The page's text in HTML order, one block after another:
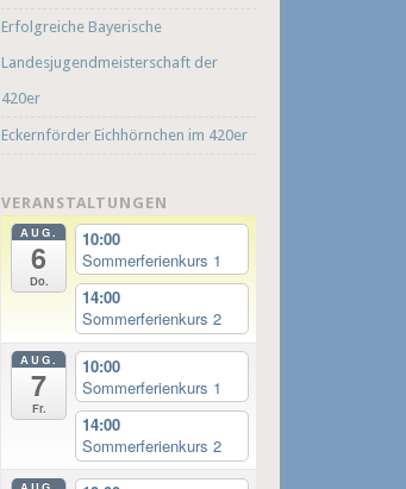
Erfolgreiche Bayerische
Landesjugendmeisterschaft der
420er
Eckernförder Eichhörnchen im 420er
VERANSTALTUNGEN
AUG.
6
Do.
10:00
Sommerferienkurs 1
14:00
Sommerferienkurs 2
AUG.
7
Fr.
10:00
Sommerferienkurs 1
14:00
Sommerferienkurs 2